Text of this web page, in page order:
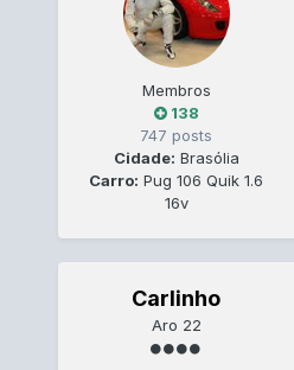
Membros
138
747 posts
Cidade: Brasólia
Carro: Pug 106 Quik 1.6
16v
Carlinho
Aro 22